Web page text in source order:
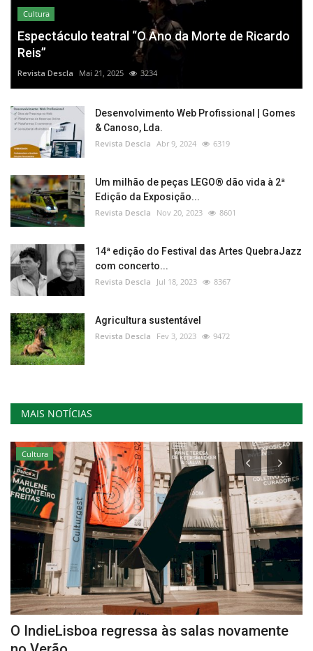
Cultura
Espectáculo teatral “O Ano da Morte de Ricardo
Reis”
Revista Descla Mai 21, 2025 3234
Desenvolvimento Web Profissional | Gomes
& Canoso, Lda.
Revista Descla Abr 9, 2024 6319
Um milhão de peças LEGO® dão vida à 2ª
Edição da Exposição...
Revista Descla Nov 20, 2023 8601
14ª edição do Festival das Artes QuebraJazz
com concerto...
Revista Descla Jul 18, 2023 8367
Agricultura sustentável
Revista Descla Fev 3, 2023 9472
MAIS NOTÍCIAS
Cultura
O IndieLisboa regressa às salas novamente